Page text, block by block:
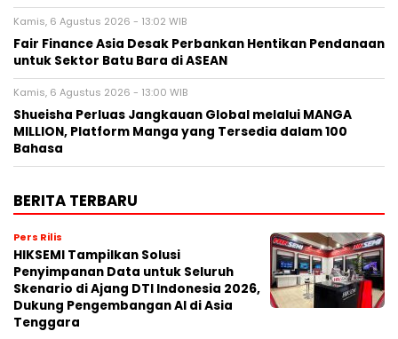
Kamis, 6 Agustus 2026 - 13:02 WIB
Fair Finance Asia Desak Perbankan Hentikan Pendanaan
untuk Sektor Batu Bara di ASEAN
Kamis, 6 Agustus 2026 - 13:00 WIB
Shueisha Perluas Jangkauan Global melalui MANGA
MILLION, Platform Manga yang Tersedia dalam 100
Bahasa
BERITA TERBARU
Pers Rilis
HIKSEMI Tampilkan Solusi
Penyimpanan Data untuk Seluruh
Skenario di Ajang DTI Indonesia 2026,
Dukung Pengembangan AI di Asia
Tenggara